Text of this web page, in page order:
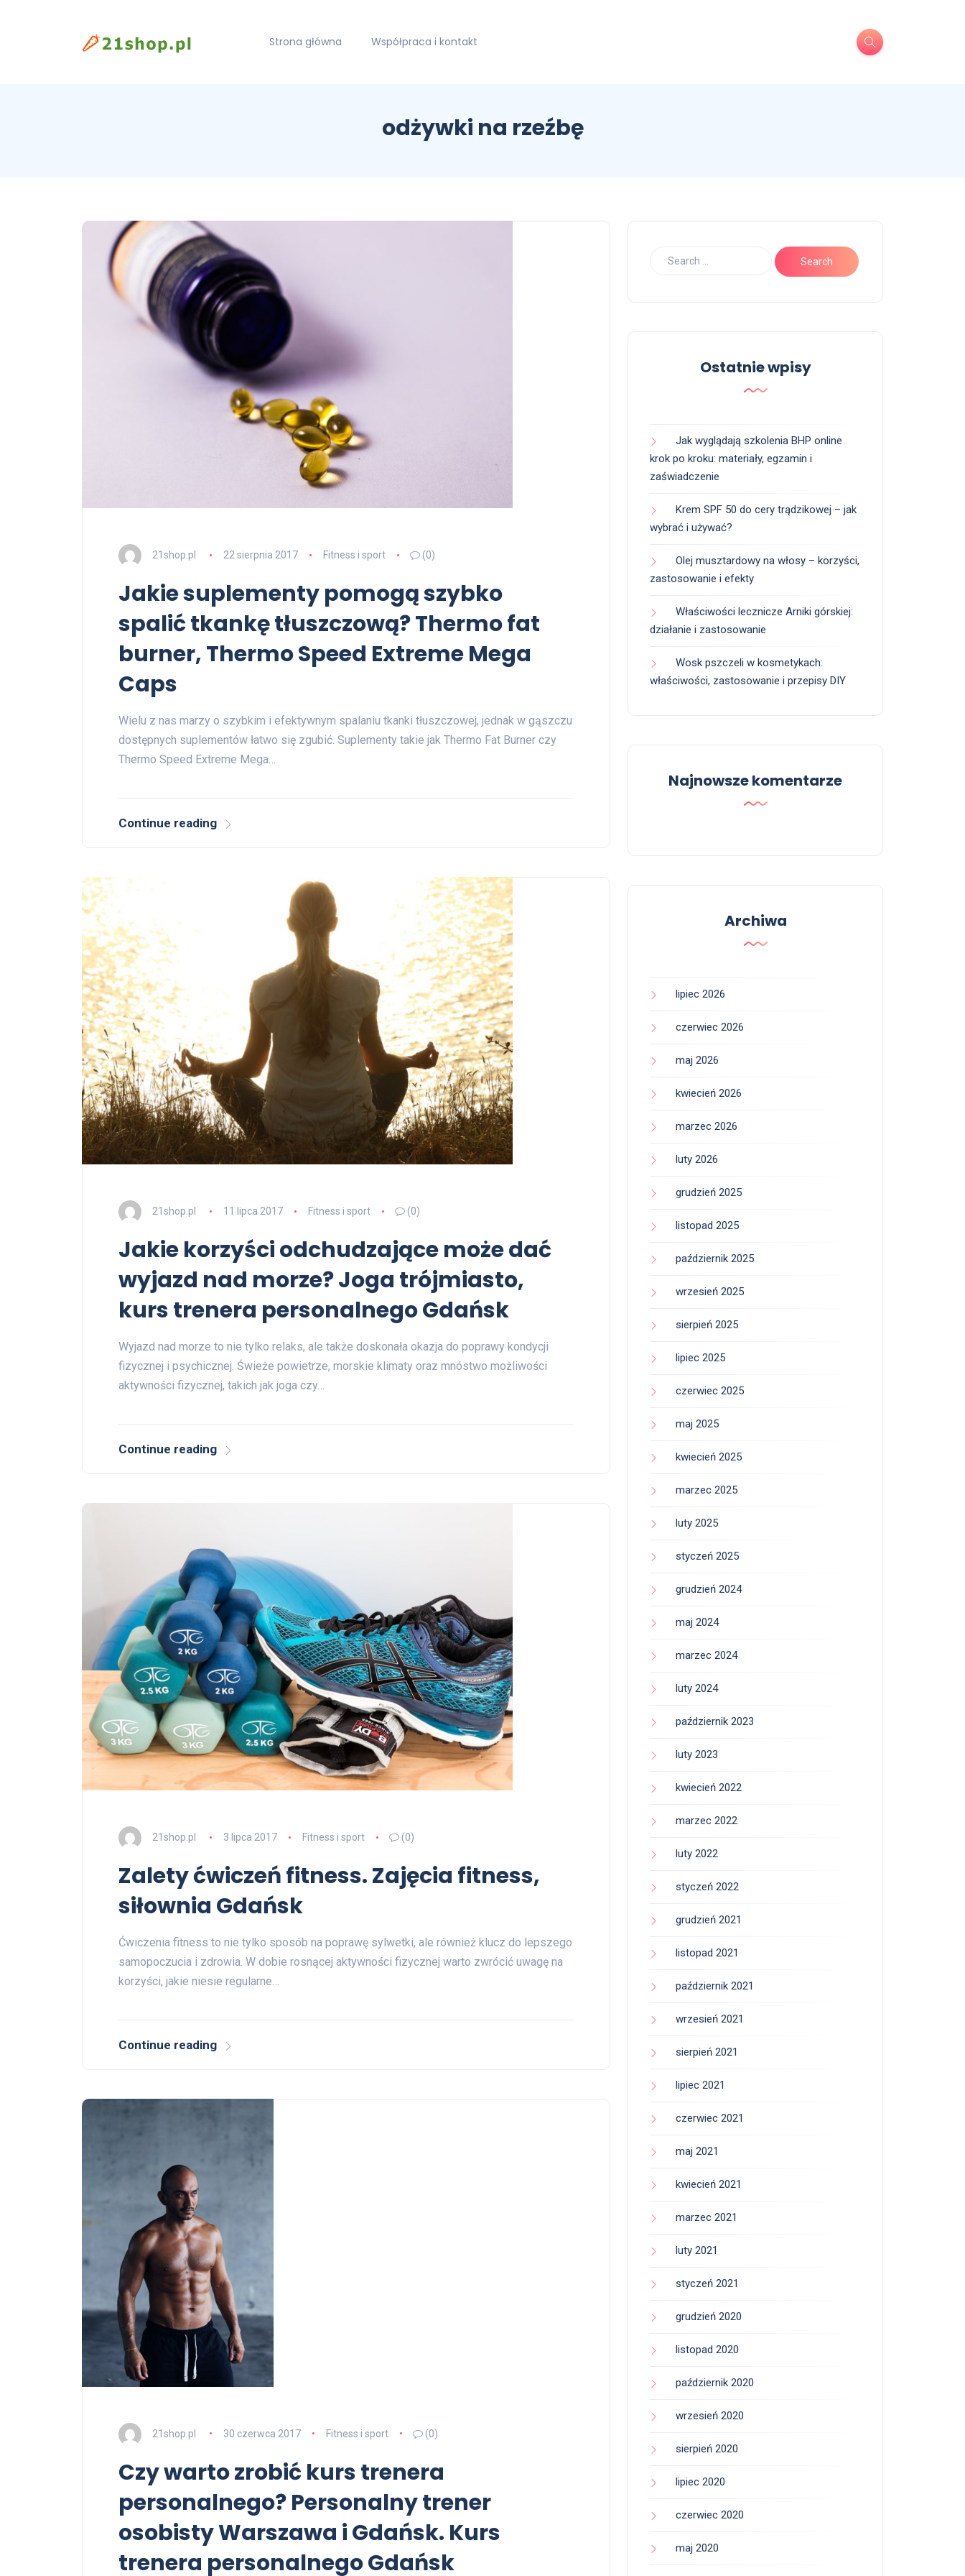
Strona główna Współpraca i kontakt
odżywki na rzeźbę
21shop.pl 22 sierpnia 2017 Fitness i sport (0)
Jakie suplementy pomogą szybko
spalić tkankę tłuszczową? Thermo fat
burner, Thermo Speed Extreme Mega
Caps
Wielu z nas marzy o szybkim i efektywnym spalaniu tkanki tłuszczowej, jednak w gąszczu
dostępnych suplementów łatwo się zgubić. Suplementy takie jak Thermo Fat Burner czy
Thermo Speed Extreme Mega…
Continue reading
21shop.pl 11 lipca 2017 Fitness i sport (0)
Jakie korzyści odchudzające może dać
wyjazd nad morze? Joga trójmiasto,
kurs trenera personalnego Gdańsk
Wyjazd nad morze to nie tylko relaks, ale także doskonała okazja do poprawy kondycji
fizycznej i psychicznej. Świeże powietrze, morskie klimaty oraz mnóstwo możliwości
aktywności fizycznej, takich jak joga czy…
Continue reading
21shop.pl 3 lipca 2017 Fitness i sport (0)
Zalety ćwiczeń fitness. Zajęcia fitness,
siłownia Gdańsk
Ćwiczenia fitness to nie tylko sposób na poprawę sylwetki, ale również klucz do lepszego
samopoczucia i zdrowia. W dobie rosnącej aktywności fizycznej warto zwrócić uwagę na
korzyści, jakie niesie regularne…
Continue reading
21shop.pl 30 czerwca 2017 Fitness i sport (0)
Czy warto zrobić kurs trenera
personalnego? Personalny trener
osobisty Warszawa i Gdańsk. Kurs
trenera personalnego Gdańsk
Ostatnie wpisy
Jak wyglądają szkolenia BHP online
krok po kroku: materiały, egzamin i
zaświadczenie
Krem SPF 50 do cery trądzikowej – jak
wybrać i używać?
Olej musztardowy na włosy – korzyści,
zastosowanie i efekty
Właściwości lecznicze Arniki górskiej:
działanie i zastosowanie
Wosk pszczeli w kosmetykach:
właściwości, zastosowanie i przepisy DIY
Najnowsze komentarze
Archiwa
lipiec 2026
czerwiec 2026
maj 2026
kwiecień 2026
marzec 2026
luty 2026
grudzień 2025
listopad 2025
październik 2025
wrzesień 2025
sierpień 2025
lipiec 2025
czerwiec 2025
maj 2025
kwiecień 2025
marzec 2025
luty 2025
styczeń 2025
grudzień 2024
maj 2024
marzec 2024
luty 2024
październik 2023
luty 2023
kwiecień 2022
marzec 2022
luty 2022
styczeń 2022
grudzień 2021
listopad 2021
październik 2021
wrzesień 2021
sierpień 2021
lipiec 2021
czerwiec 2021
maj 2021
kwiecień 2021
marzec 2021
luty 2021
styczeń 2021
grudzień 2020
listopad 2020
październik 2020
wrzesień 2020
sierpień 2020
lipiec 2020
czerwiec 2020
maj 2020